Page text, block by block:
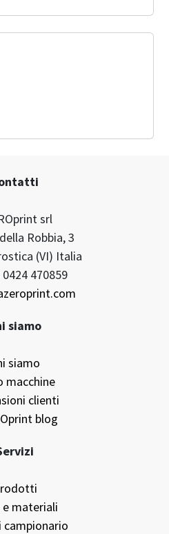
srl
Robbia, 3
(VI) Italia
470859
siamo
siamo
macchine
clienti
blog
e materiali
campionario